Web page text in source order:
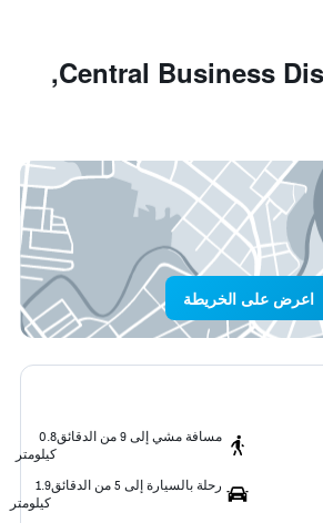
استكشفCentral Business District,
اعرض على الخريطة
مسافة مشي إلى 9 من الدقائق
0.8
كيلومتر
رحلة بالسيارة إلى 5 من الدقائق
1.9
كيلومتر